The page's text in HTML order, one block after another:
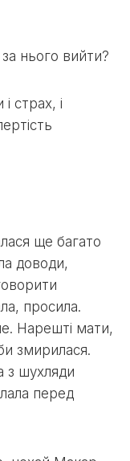
нього вийти?
страх, і
ще багато
доводи,
просила.
Нарешті мати,
змирилася.
з шухляди
перед